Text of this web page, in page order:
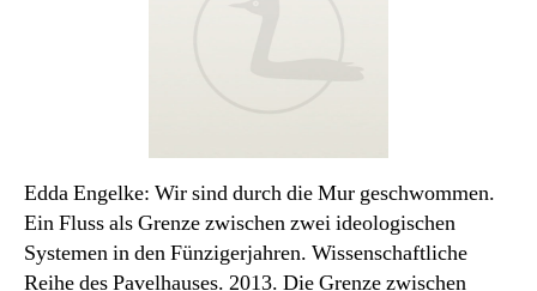
Edda Engelke: Wir sind durch die Mur geschwommen.
Ein Fluss als Grenze zwischen zwei ideologischen
Systemen in den Fünzigerjahren. Wissenschaftliche
Reihe des Pavelhauses. 2013. Die Grenze zwischen